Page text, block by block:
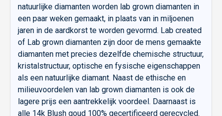
natuurlijke diamanten worden lab grown diamanten in
een paar weken gemaakt, in plaats van in miljoenen
jaren in de aardkorst te worden gevormd. Lab created
of Lab grown diamanten zijn door de mens gemaakte
diamanten met precies dezelfde chemische structuur,
kristalstructuur, optische en fysische eigenschappen
als een natuurlijke diamant. Naast de ethische en
milieuvoordelen van lab grown diamanten is ook de
lagere prijs een aantrekkelijk voordeel. Daarnaast is
alle 14k Blush goud 100% gecertificeerd gerecycled.